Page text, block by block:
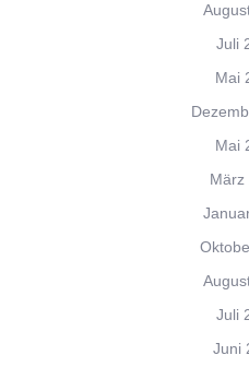
Juli
Mai
Mai
März
Juli
Juni